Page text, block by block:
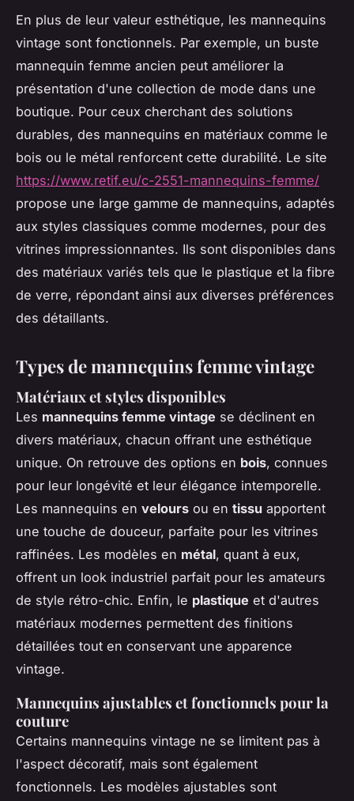
En plus de leur valeur esthétique, les mannequins
vintage sont fonctionnels. Par exemple, un buste
mannequin femme ancien peut améliorer la
présentation d'une collection de mode dans une
boutique. Pour ceux cherchant des solutions
durables, des mannequins en matériaux comme le
bois ou le métal renforcent cette durabilité. Le site
https://www.retif.eu/c-2551-mannequins-femme/
propose une large gamme de mannequins, adaptés
aux styles classiques comme modernes, pour des
vitrines impressionnantes. Ils sont disponibles dans
des matériaux variés tels que le plastique et la fibre
de verre, répondant ainsi aux diverses préférences
des détaillants.
Types de mannequins femme vintage
Matériaux et styles disponibles
Les mannequins femme vintage se déclinent en
divers matériaux, chacun offrant une esthétique
unique. On retrouve des options en bois, connues
pour leur longévité et leur élégance intemporelle.
Les mannequins en velours ou en tissu apportent
une touche de douceur, parfaite pour les vitrines
raffinées. Les modèles en métal, quant à eux,
offrent un look industriel parfait pour les amateurs
de style rétro-chic. Enfin, le plastique et d'autres
matériaux modernes permettent des finitions
détaillées tout en conservant une apparence
vintage.
Mannequins ajustables et fonctionnels pour la
couture
Certains mannequins vintage ne se limitent pas à
l'aspect décoratif, mais sont également
fonctionnels. Les modèles ajustables sont